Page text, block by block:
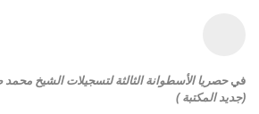
فيحصريا الأسطوانة الثالثة لتسجيلات الشيخ
(جديد المكتبة )